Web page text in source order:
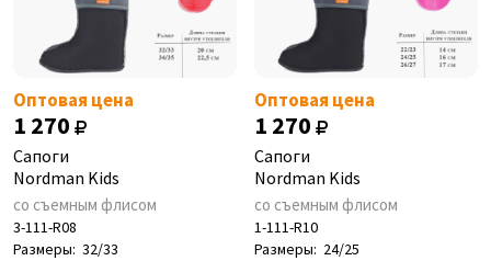
Оптовая цена
1 270
Сапоги
Nordman Kids
со съемным флисом
3-111-R08
Размеры: 32/33
Оптовая цена
1 270
Сапоги
Nordman Kids
со съемным флисом
1-111-R10
Размеры: 24/25